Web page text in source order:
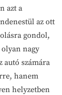
azt a
az ott
gondol,
nagy
autó számára
hanem
helyzetben